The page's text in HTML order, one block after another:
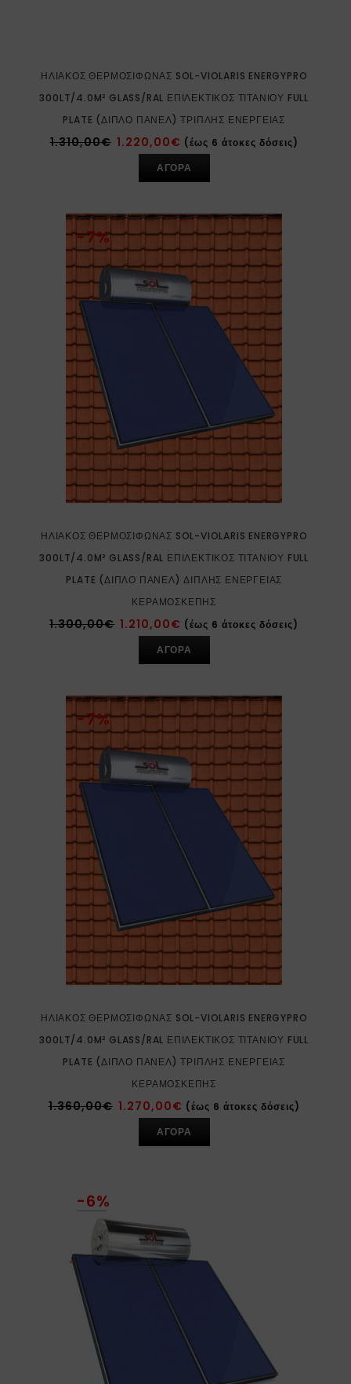
ΗΛΙΑΚΌΣ ΘΕΡΜΟΣΊΦΩΝΑΣ SOL-VIOLARIS ENERGYPRO
300LT/4.0M² GLASS/RAL ΕΠΙΛΕΚΤΙΚΌΣ ΤΙΤΑΝΊΟΥ FULL
PLATE (ΔΙΠΛΌ ΠΆΝΕΛ) ΤΡΙΠΛΉΣ ΕΝΈΡΓΕΙΑΣ
1.310,00€ 1.220,00€ (έως 6 άτοκες δόσεις)
ΑΓΟΡΑ
-7%
ΗΛΙΑΚΌΣ ΘΕΡΜΟΣΊΦΩΝΑΣ SOL-VIOLARIS ENERGYPRO
300LT/4.0M² GLASS/RAL ΕΠΙΛΕΚΤΙΚΌΣ ΤΙΤΑΝΊΟΥ FULL
PLATE (ΔΙΠΛΌ ΠΆΝΕΛ) ΔΙΠΛΉΣ ΕΝΈΡΓΕΙΑΣ
ΚΕΡΑΜΟΣΚΕΠΉΣ
1.300,00€ 1.210,00€ (έως 6 άτοκες δόσεις)
ΑΓΟΡΑ
-7%
ΗΛΙΑΚΌΣ ΘΕΡΜΟΣΊΦΩΝΑΣ SOL-VIOLARIS ENERGYPRO
300LT/4.0M² GLASS/RAL ΕΠΙΛΕΚΤΙΚΌΣ ΤΙΤΑΝΊΟΥ FULL
PLATE (ΔΙΠΛΌ ΠΆΝΕΛ) ΤΡΙΠΛΉΣ ΕΝΈΡΓΕΙΑΣ
ΚΕΡΑΜΟΣΚΕΠΉΣ
1.360,00€ 1.270,00€ (έως 6 άτοκες δόσεις)
ΑΓΟΡΑ
-6%